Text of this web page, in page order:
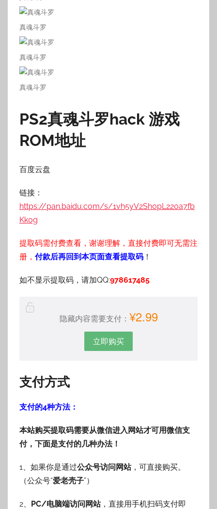
真魂斗罗
真魂斗罗
真魂斗罗
PS2真魂斗罗hack 游戏
ROM地址
百度云盘
链接：
https://pan.baidu.com/s/1vh5yV2Sh0pL220a7fb
Kk0g
提取码需付费查看，谢谢理解，直接付费即可无需注
册， 付款后再回到本页面查看提取码 ！
如不显示提取码，请加QQ:978617485
隐藏内容需要支付： ¥2.99
立即购买
支付方式
支付的4种方法：
本站购买提取码需要从微信进入网站才可用微信支
付，下面是支付的几种办法！
1、如果你是通过公众号访问网站，可直接购买。
（公众号“爱老壳子”）
2、 PC/电脑端访问网站，直接用手机扫码支付即